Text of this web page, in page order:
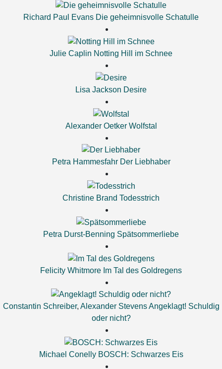
Richard Paul Evans Die geheimnisvolle Schatulle
Julie Caplin Notting Hill im Schnee
Lisa Jackson Desire
Alexander Oetker Wolfstal
Petra Hammesfahr Der Liebhaber
Christine Brand Todesstrich
Petra Durst-Benning Spätsommerliebe
Felicity Whitmore Im Tal des Goldregens
Constantin Schreiber, Alexander Stevens Angeklagt! Schuldig
oder nicht?
Michael Conelly BOSCH: Schwarzes Eis